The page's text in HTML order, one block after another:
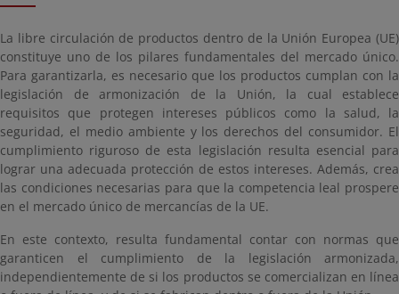
La libre circulación de productos dentro de la Unión Europea (UE)
constituye uno de los pilares fundamentales del mercado único.
Para garantizarla, es necesario que los productos cumplan con la
legislación de armonización de la Unión, la cual establece
requisitos que protegen intereses públicos como la salud, la
seguridad, el medio ambiente y los derechos del consumidor. El
cumplimiento riguroso de esta legislación resulta esencial para
lograr una adecuada protección de estos intereses. Además, crea
las condiciones necesarias para que la competencia leal prospere
en el mercado único de mercancías de la UE.
En este contexto, resulta fundamental contar con normas que
garanticen el cumplimiento de la legislación armonizada,
independientemente de si los productos se comercializan en línea